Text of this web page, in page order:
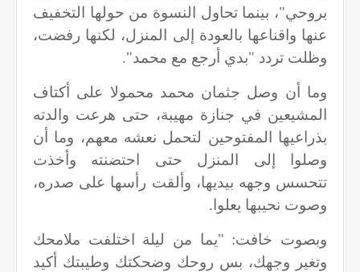
بروحي"، بينما تحاول النسوة من حولها التخفيف
عنها واقناعها بالعودة إلى المنزل، لكنها رفضت،
وظلت تردد "بدي أرجع مع محمد".
وما أن وصل جثمان محمد محمولا على أكتاف
المشيعين في جنازة مهيبة، حتى هرعت والدته
بذراعيها المفتوحين لتحمل نعشه معهم، وما أن
وصلوا إلى المنزل حتى احتضنته وأخذت
تتحسس وجهه بيديها، وألقت رأسها على صدره،
وصوت نحيبها يعلوا.
وبصوت خافت: "يما من ليلة اختلفت ملامحك
وتغير وجهك، بس روحك وضحكتك وطيبتك أكيد